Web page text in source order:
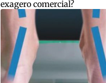
exagero comercial?